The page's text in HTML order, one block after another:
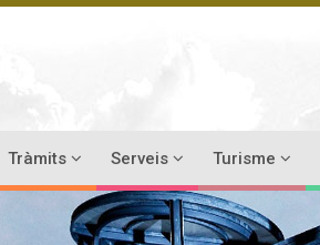
Tràmits Serveis Turisme